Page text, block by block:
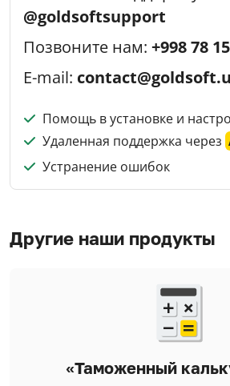
@goldsoftsupport
Позвоните нам: +998 78
E-mail:
Помощь в установке и
Удаленная поддержка через
Устранение ошибок
Другие наши продукты
«Таможенный